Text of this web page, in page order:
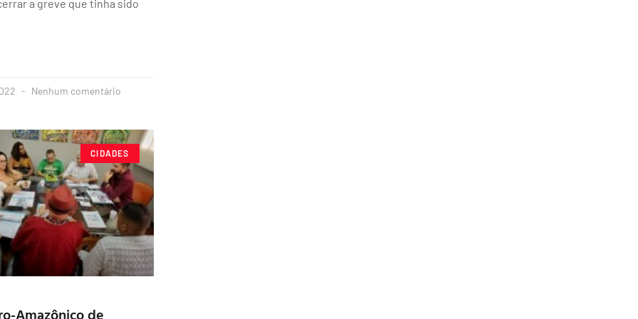
a greve que tinha sido
Nenhum comentário
CIDADES
Amazônico de